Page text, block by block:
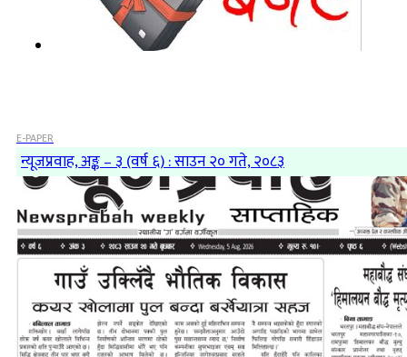
E-PAPER
न्यूजप्रवाह, अङ्क – ३ (वर्ष ६) : साउन २० गते, २०८३